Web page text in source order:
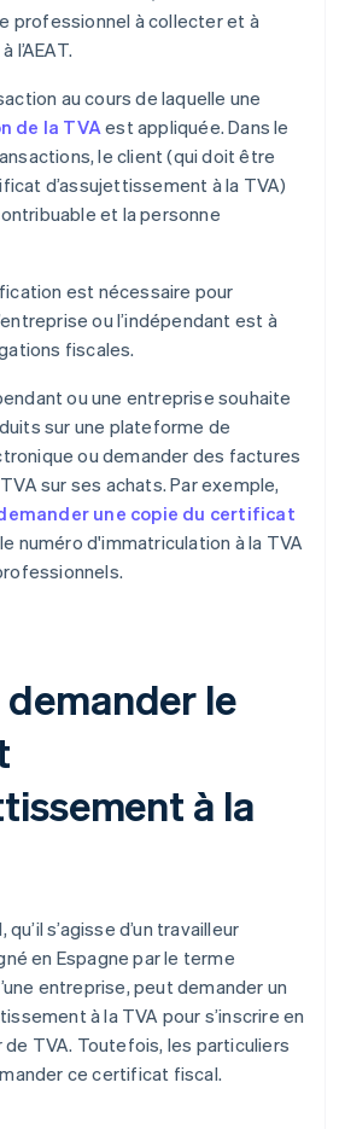
professionnel à collecter et à
l’AEAT.
au cours de laquelle une
de la TVAest appliquée. Dans le
le client (qui doit être
d’assujettissement à la TVA)
et la personne
est nécessaire pour
ou l’indépendant est à
fiscales.
ou une entreprise souhaite
sur une plateforme de
ou demander des factures
sur ses achats. Par exemple,
une copie du certificat
numéro d'immatriculation à la TVA
le
à la
s’agisse d’un travailleur
en Espagne par le terme
entreprise, peut demander un
à la TVA pour s’inscrire en
TVA. Toutefois, les particuliers
ce certificat fiscal.